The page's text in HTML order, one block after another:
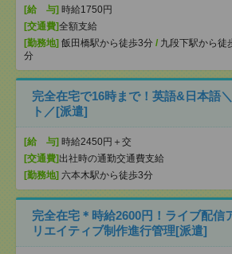
[給 与] 時給1750円
[交通費]全額支給
[勤務地] 飯田橋駅から徒歩3分 / 九段下駅から徒
分
完全在宅で16時まで！英語&日本語
ト／[派遣]
[給 与] 時給2450円＋交
[交通費]出社時の通勤交通費支給
[勤務地] 六本木駅から徒歩3分
完全在宅＊時給2600円！ライブ配信
リエイティブ制作進行管理[派遣]